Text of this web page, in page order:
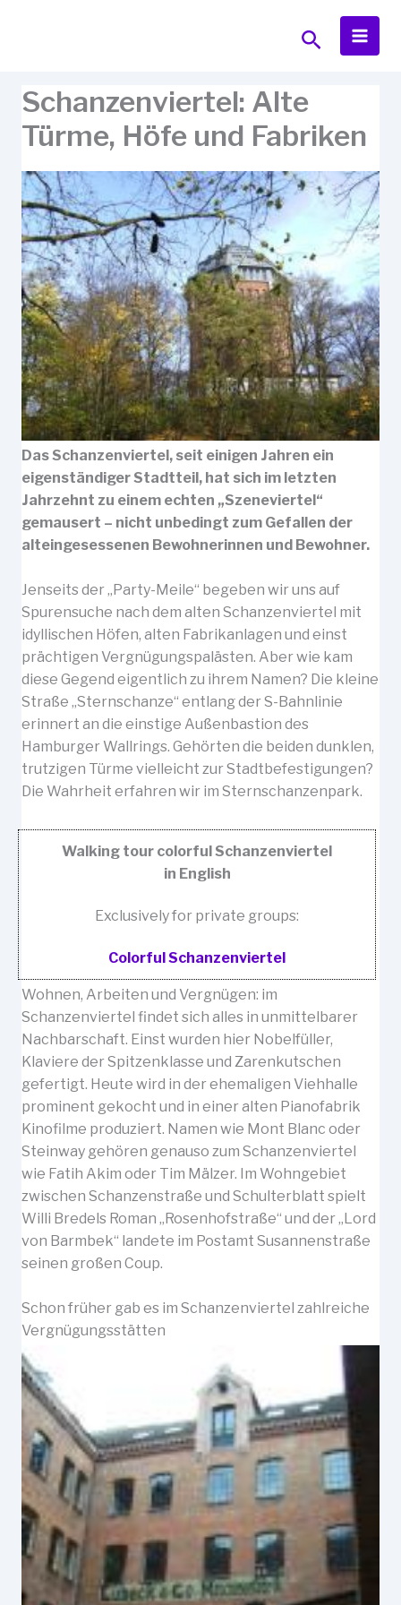
Suchen
Schanzenviertel: Alte
Türme, Höfe und Fabriken
Das Schanzenviertel, seit einigen Jahren ein
eigenständiger Stadtteil, hat sich im letzten
Jahrzehnt zu einem echten „Szeneviertel“
gemausert – nicht unbedingt zum Gefallen der
alteingesessenen Bewohnerinnen und Bewohner.
Jenseits der „Party-Meile“ begeben wir uns auf
Spurensuche nach dem alten Schanzenviertel mit
idyllischen Höfen, alten Fabrikanlagen und einst
prächtigen Vergnügungspalästen. Aber wie kam
diese Gegend eigentlich zu ihrem Namen? Die kleine
Straße „Sternschanze“ entlang der S-Bahnlinie
erinnert an die einstige Außenbastion des
Hamburger Wallrings. Gehörten die beiden dunklen,
trutzigen Türme vielleicht zur Stadtbefestigungen?
Die Wahrheit erfahren wir im Sternschanzenpark.
Walking tour colorful Schanzenviertel
in English
Exclusively for private groups:
Colorful Schanzenviertel
Wohnen, Arbeiten und Vergnügen: im
Schanzenviertel findet sich alles in unmittelbarer
Nachbarschaft. Einst wurden hier Nobelfüller,
Klaviere der Spitzenklasse und Zarenkutschen
gefertigt. Heute wird in der ehemaligen Viehhalle
prominent gekocht und in einer alten Pianofabrik
Kinofilme produziert. Namen wie Mont Blanc oder
Steinway gehören genauso zum Schanzenviertel
wie Fatih Akim oder Tim Mälzer. Im Wohngebiet
zwischen Schanzenstraße und Schulterblatt spielt
Willi Bredels Roman „Rosenhofstraße“ und der „Lord
von Barmbek“ landete im Postamt Susannenstraße
seinen großen Coup.
Schon früher gab es im Schanzenviertel zahlreiche
Vergnügungsstätten